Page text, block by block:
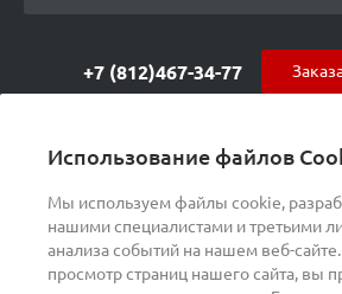
Использование файлов
Мы используем файлы cookie,
нашими специалистами и третьими
анализа событий на нашем веб-
просмотр страниц нашего сайта, вы
+7 (812)467-34-77
ул. Курчатова 9 (БЦ